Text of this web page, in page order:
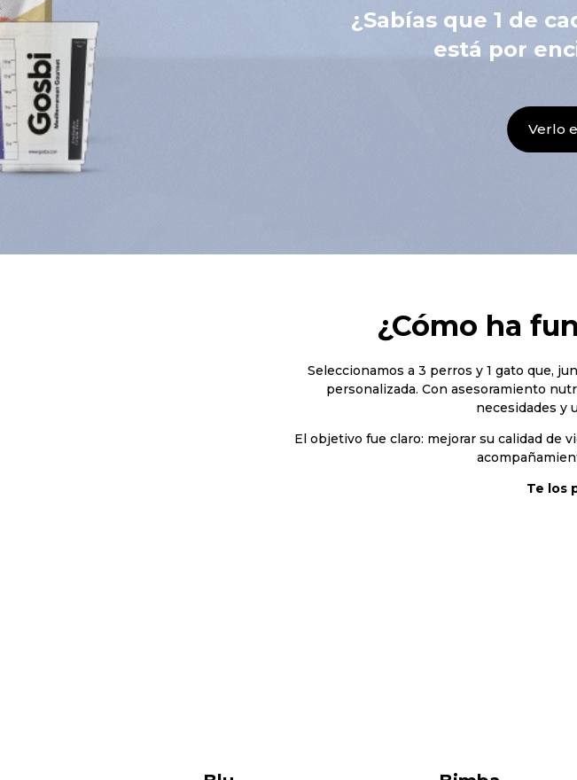
¿Sabías que 1 de
está por
Verlo
¿Cómo ha
Seleccionamos a 3 perros y 1 gato que,
personalizada. Con asesoramiento
necesidades y
El objetivo fue claro: mejorar su calidad de
Te los